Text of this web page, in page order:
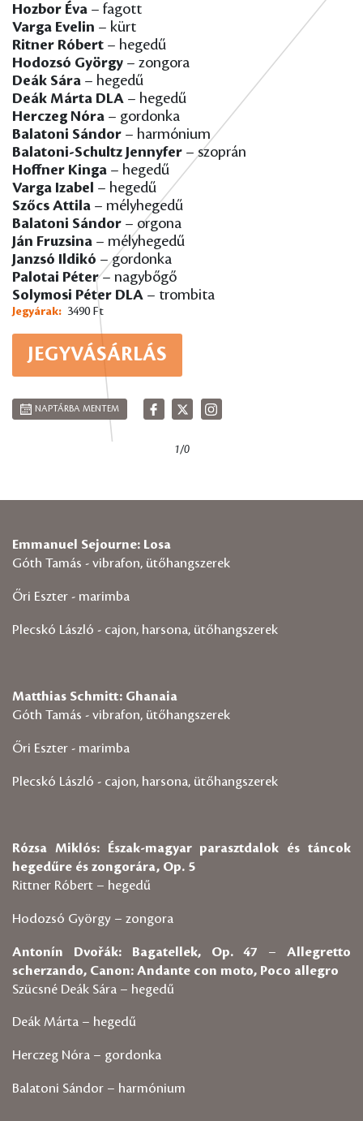
Hozbor Éva – fagott
Varga Evelin – kürt
Ritner Róbert – hegedű
Hodozsó György – zongora
Deák Sára – hegedű
Deák Márta DLA – hegedű
Herczeg Nóra – gordonka
Balatoni Sándor – harmónium
Balatoni-Schultz Jennyfer – szoprán
Hoffner Kinga – hegedű
Varga Izabel – hegedű
Szőcs Attila – mélyhegedű
Balatoni Sándor – orgona
Ján Fruzsina – mélyhegedű
Janzsó Ildikó – gordonka
Palotai Péter– nagybőgő
Solymosi Péter DLA – trombita
Jegyárak: 3490 Ft
JEGYVÁSÁRLÁS
NAPTÁRBA MENTEM
1/0
Emmanuel Sejourne: Losa
Góth Tamás - vibrafon, ütőhangszerek
Őri Eszter - marimba
Plecskó László - cajon, harsona, ütőhangszerek
Matthias Schmitt: Ghanaia
Góth Tamás - vibrafon, ütőhangszerek
Őri Eszter - marimba
Plecskó László - cajon, harsona, ütőhangszerek
Rózsa Miklós: Észak-magyar parasztdalok és táncok
hegedűre és zongorára, Op. 5
Rittner Róbert – hegedű
Hodozsó György – zongora
Antonín Dvořák: Bagatellek, Op. 47 – Allegretto
scherzando, Canon: Andante con moto, Poco allegro
Szücsné Deák Sára – hegedű
Deák Márta – hegedű
Herczeg Nóra – gordonka
Balatoni Sándor – harmónium